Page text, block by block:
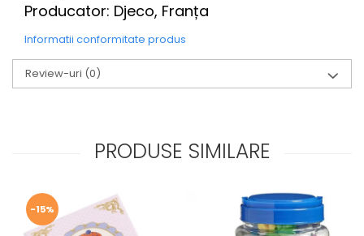
Producator: Djeco, Franța
Informatii conformitate produs
Review-uri (0)
PRODUSE SIMILARE
-15%